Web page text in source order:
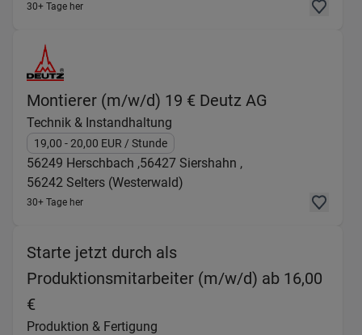
30+ Tage her
Montierer (m/w/d) 19 € Deutz AG
Technik & Instandhaltung
19,00 - 20,00 EUR / Stunde
56249 Herschbach ,56427 Siershahn ,
56242 Selters (Westerwald)
30+ Tage her
Starte jetzt durch als
Produktionsmitarbeiter (m/w/d) ab 16,00
€
Produktion & Fertigung